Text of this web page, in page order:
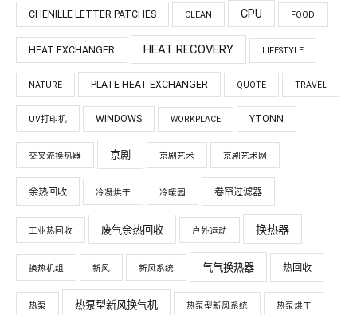
CHENILLE LETTER PATCHES CLEAN CPU FOOD
HEAT EXCHANGER HEAT RECOVERY LIFESTYLE
NATURE PLATE HEAT EXCHANGER QUOTE TRAVEL
UV打印机 WINDOWS WORKPLACE YTONN
交叉流换热器 京剧 京剧艺术 京剧艺术网
余热回收 冷凝烘干 冷暖园 卷帘过滤器
工业热回收 废气余热回收 户外运动 换热器
换热机组 新风 新风系统 气气换热器 热回收
热泵 热泵型新风换气机 热泵型新风系统 热泵烘干